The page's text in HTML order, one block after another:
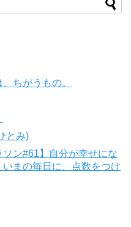
ちがうもの。
とみ)
ソン#61】自分が幸せにな
まの毎日に、点数をつけ